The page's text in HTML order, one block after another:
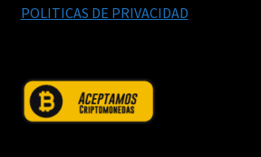
POLITICAS DE PRIVACIDAD